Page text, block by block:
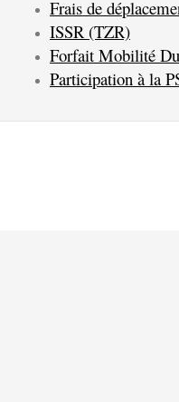
Frais de
ISSR (TZR)
Forfait Mobilité
Participation à la